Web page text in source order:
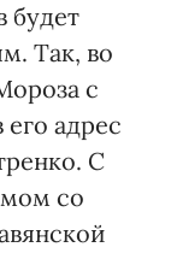
будет
Так, во
с
адрес
С
со